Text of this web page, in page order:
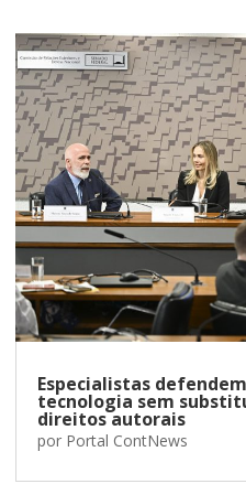
Especialistas
tecnologia sem
direitos autorais
por Portal ContNews